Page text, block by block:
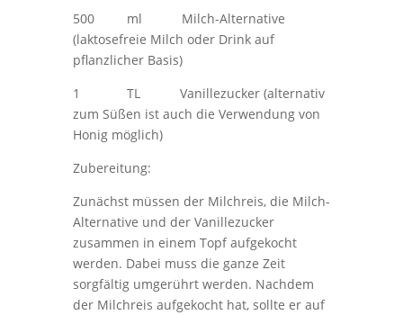
500 ml Milch-Alternative
(laktosefreie Milch oder Drink auf
pflanzlicher Basis)
1 TL Vanillezucker (alternativ
zum Süßen ist auch die Verwendung von
Honig möglich)
Zubereitung:
Zunächst müssen der Milchreis, die Milch-
Alternative und der Vanillezucker
zusammen in einem Topf aufgekocht
werden. Dabei muss die ganze Zeit
sorgfältig umgerührt werden. Nachdem
der Milchreis aufgekocht hat, sollte er auf